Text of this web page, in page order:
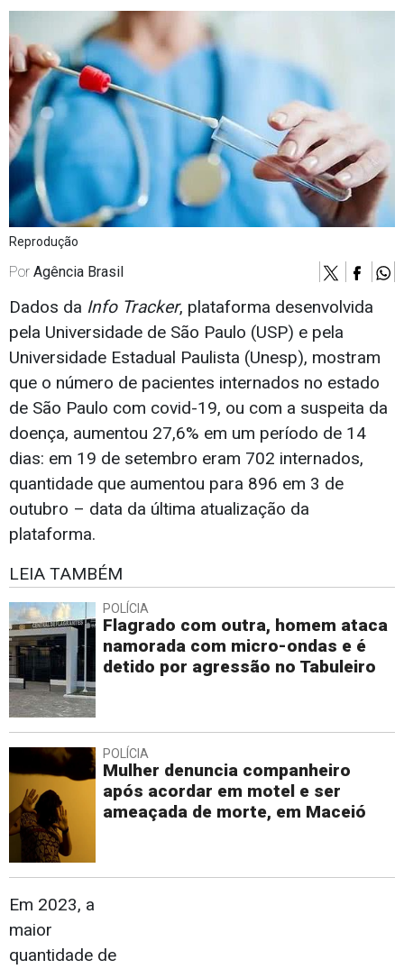
Reprodução
Por Agência Brasil
Dados da Info Tracker, plataforma desenvolvida
pela Universidade de São Paulo (USP) e pela
Universidade Estadual Paulista (Unesp), mostram
que o número de pacientes internados no estado
de São Paulo com covid-19, ou com a suspeita da
doença, aumentou 27,6% em um período de 14
dias: em 19 de setembro eram 702 internados,
quantidade que aumentou para 896 em 3 de
outubro – data da última atualização da
plataforma.
LEIA TAMBÉM
POLÍCIA
Flagrado com outra, homem ataca
namorada com micro-ondas e é
detido por agressão no Tabuleiro
POLÍCIA
Mulher denuncia companheiro
após acordar em motel e ser
ameaçada de morte, em Maceió
Em 2023, a
maior
quantidade de